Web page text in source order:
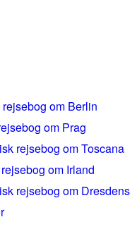
om Berlin
om Prag
rejsebog om Toscana
om Irland
rejsebog om Dresdens